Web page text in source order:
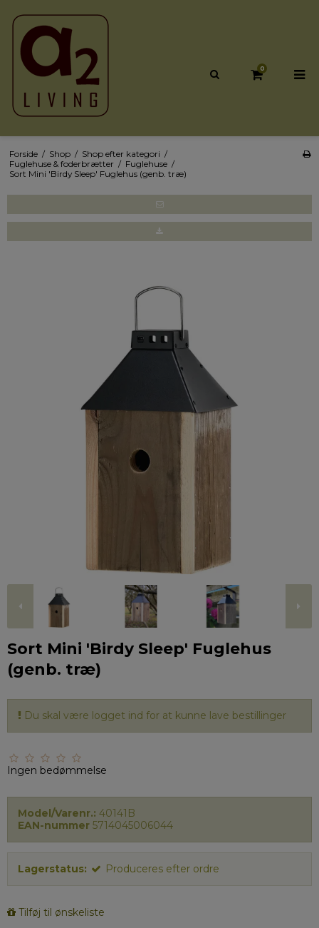
0
Forside / Shop / Shop efter kategori /
Fuglehuse & foderbrætter / Fuglehuse /
Sort Mini 'Birdy Sleep' Fuglehus (genb. træ)
Sort Mini 'Birdy Sleep' Fuglehus
(genb. træ)
Du skal være logget ind for at kunne lave bestillinger
Ingen bedømmelse
Model/Varenr.: 40141B
EAN-nummer 5714045006044
Lagerstatus: Produceres efter ordre
Tilføj til ønskeliste